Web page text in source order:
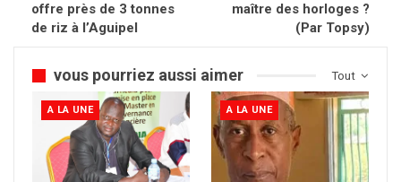
offre près de 3 tonnes
de riz à l’Aguipel
maître des horloges ?
(Par Topsy)
Tout
vous pourriez aussi aimer
A LA UNE A LA UNE